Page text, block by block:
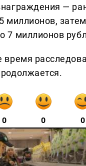
—
миллионов,
7 миллионов
время
0 0 0